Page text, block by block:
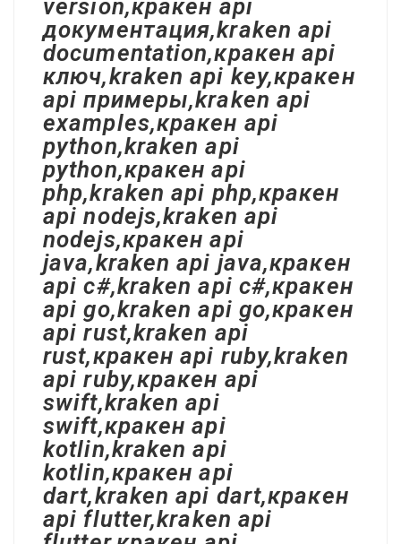
version,кракен api
документация,kraken api
documentation,кракен api
ключ,kraken api key,кракен
api примеры,kraken api
examples,кракен api
python,kraken api
python,кракен api
php,kraken api php,кракен
api nodejs,kraken api
nodejs,кракен api
java,kraken api java,кракен
api c#,kraken api c#,кракен
api go,kraken api go,кракен
api rust,kraken api
rust,кракен api ruby,kraken
api ruby,кракен api
swift,kraken api
swift,кракен api
kotlin,kraken api
kotlin,кракен api
dart,kraken api dart,кракен
api flutter,kraken api